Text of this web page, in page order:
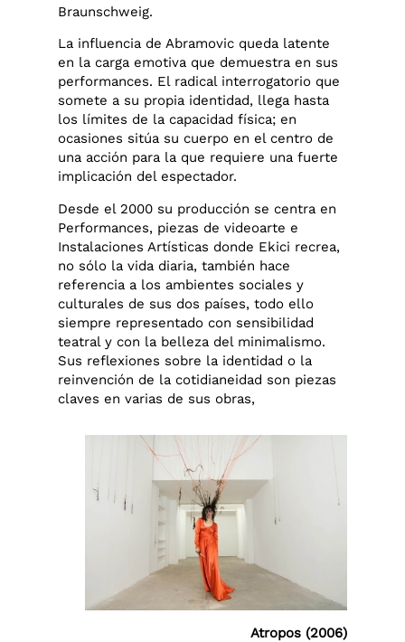
Braunschweig.
La influencia de Abramovic queda latente
en la carga emotiva que demuestra en sus
performances. El radical interrogatorio que
somete a su propia identidad, llega hasta
los límites de la capacidad física; en
ocasiones sitúa su cuerpo en el centro de
una acción para la que requiere una fuerte
implicación del espectador.
Desde el 2000 su producción se centra en
Performances, piezas de videoarte e
Instalaciones Artísticas donde Ekici recrea,
no sólo la vida diaria, también hace
referencia a los ambientes sociales y
culturales de sus dos países, todo ello
siempre representado con sensibilidad
teatral y con la belleza del minimalismo.
Sus reflexiones sobre la identidad o la
reinvención de la cotidianeidad son piezas
claves en varias de sus obras,
Atropos (2006)